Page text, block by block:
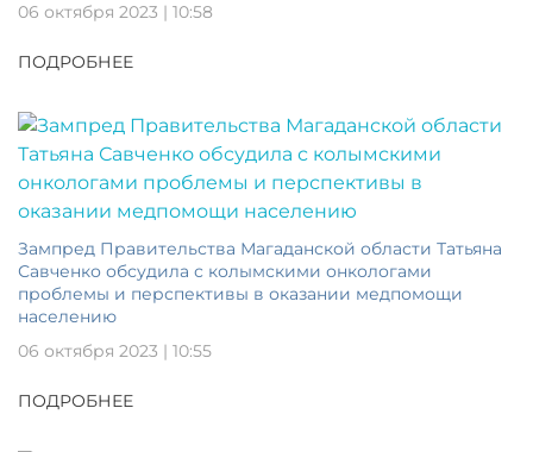
06 октября 2023 | 10:58
ПОДРОБНЕЕ
Зампред Правительства Магаданской области Татьяна
Савченко обсудила с колымскими онкологами
проблемы и перспективы в оказании медпомощи
населению
06 октября 2023 | 10:55
ПОДРОБНЕЕ